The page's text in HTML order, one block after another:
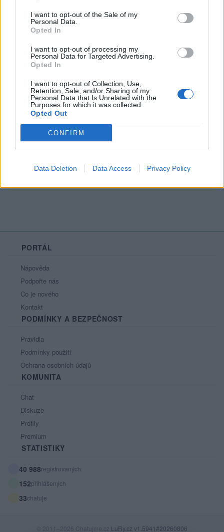
I want to opt-out of the Sale of my
Personal Data.
Opted In
I want to opt-out of processing my
Personal Data for Targeted Advertising.
Opted In
I want to opt-out of Collection, Use,
Retention, Sale, and/or Sharing of my
Personal Data that Is Unrelated with the
Purposes for which it was collected.
Opted Out
CONFIRM
Data Deletion Data Access Privacy Policy
Clubhouse : N/A
: XXX
Skype: N/A
Registrace od: 06.04.2014 08:27
Online: Není nikde online
Naposledy aktivní : 19.07.2026 10:46
Profil zobrazen
Líbí se
Sledované diskuze
Informace pro uživatele
PORTÁL
Nápověda
Podpořte nás
Co je nového
Kontakt
PODMÍNKY A BEZPEČNOST
Pravidla
Podmínky použití
Ochrana osobních údajů
KOMUNITA
Chat
Diskuze
Profily
Premium
STATISTIKY
40 988registrovaných
152přihlášených
33chatuje
© 2011–2026 Chatujme.cz LuRy.cz v1.5941#20260806